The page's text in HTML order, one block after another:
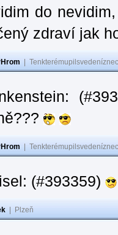
do
zdraví jak
(#393359)
Plzeň